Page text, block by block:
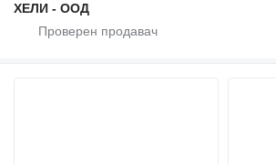
ХЕЛИ - ООД